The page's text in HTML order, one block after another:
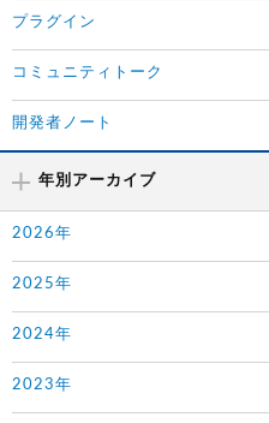
プラグイン
コミュニティトーク
開発者ノート
年別アーカイブ
2026年
2025年
2024年
2023年